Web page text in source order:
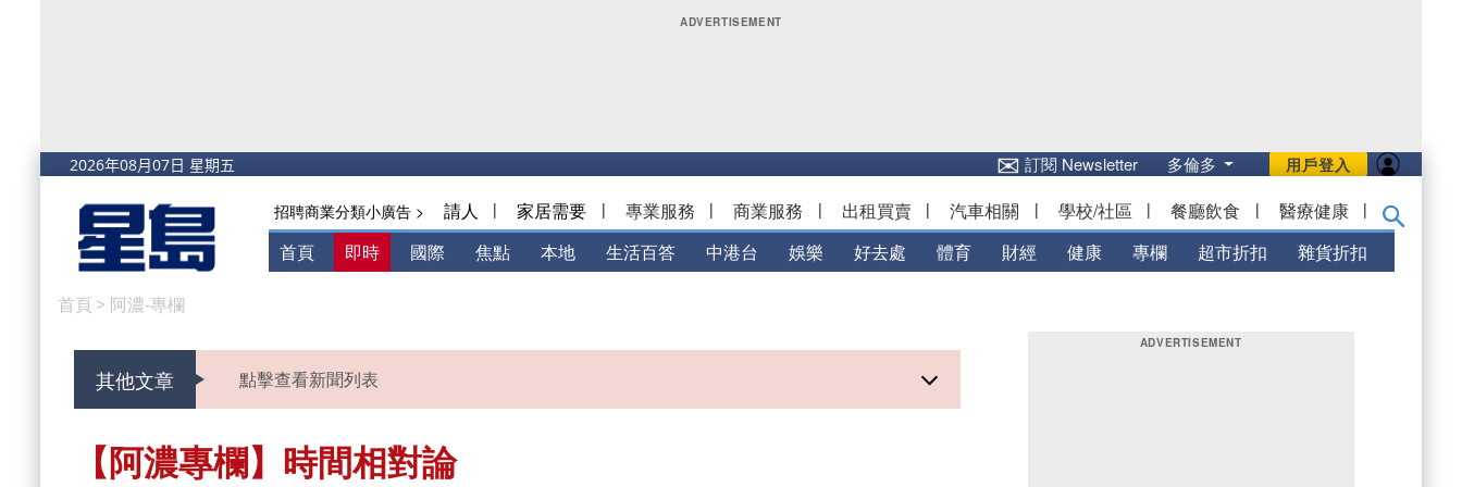
用戶登入
✉訂閱 Newsletter 多倫多
招聘商業分類小廣告 > 請人 | 家居需要 | 專業服務 | 商業服務 | 出租買賣 | 汽車相關 | 學校/社區 | 餐廳飲食 | 醫療健康 |
首頁 即時 國際 焦點 本地 生活百答 中港台 娛樂 好去處 體育 財經 健康 專欄 超市折扣 雜貨折扣
首頁 > 阿濃-專欄
其他文章 點擊查看新聞列表
【阿濃專欄】時間相對論